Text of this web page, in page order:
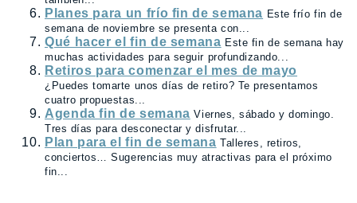
Planes para un frío fin de semana Este frío fin de
semana de noviembre se presenta con...
Qué hacer el fin de semana Este fin de semana hay
muchas actividades para seguir profundizando...
Retiros para comenzar el mes de mayo
¿Puedes tomarte unos días de retiro? Te presentamos
cuatro propuestas...
Agenda fin de semana Viernes, sábado y domingo.
Tres días para desconectar y disfrutar...
Plan para el fin de semana Talleres, retiros,
conciertos… Sugerencias muy atractivas para el próximo
fin...